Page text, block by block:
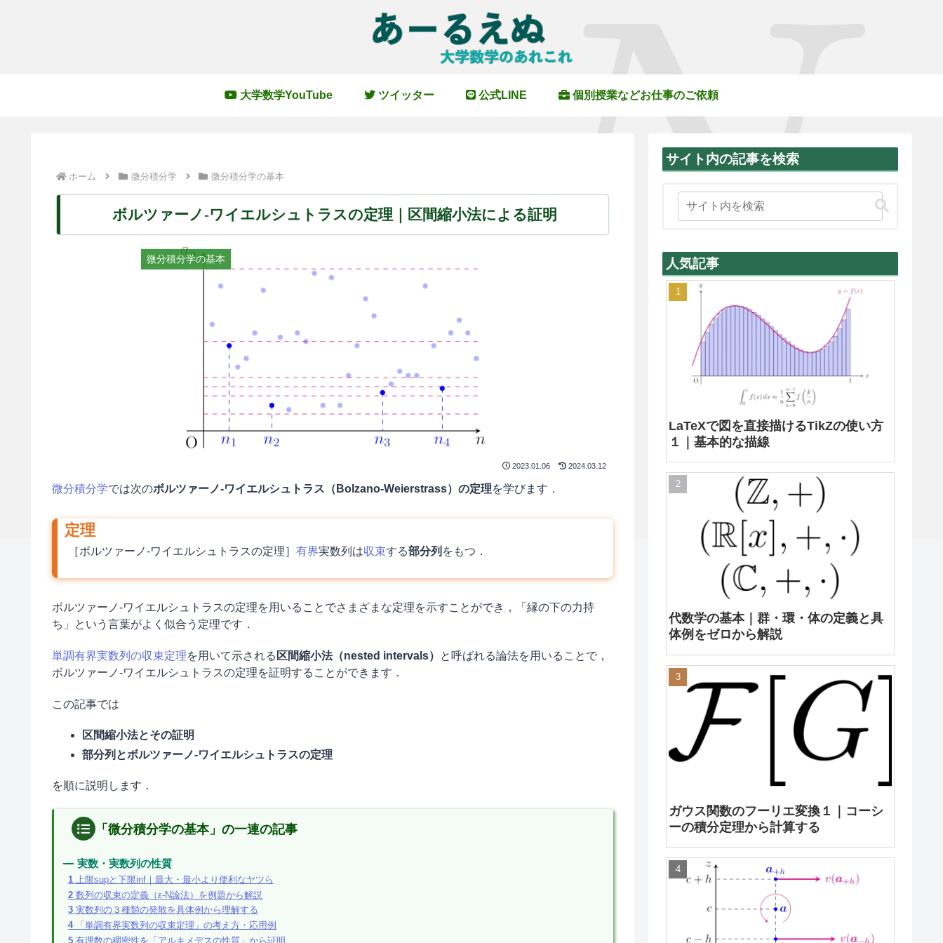
大学数学YouTube ツイッター 公式LINE 個別授業などお仕事のご依頼
ホーム 微分積分学 微分積分学の基本
ボルツァーノ-ワイエルシュトラスの定理｜区間縮小法による証明
微分積分学の基本
2023.01.06 2024.03.12
微分積分学では次のボルツァーノ-ワイエルシュトラス（Bolzano-Weierstrass）の定理を学びます．
［ボルツァーノ-ワイエルシュトラスの定理］ 有界実数列は収束する部分列 をもつ．
ボルツァーノ-ワイエルシュトラスの定理を用いることでさまざまな定理を示すことができ，「縁の下の力持
ち」という言葉がよく似合う定理です．
単調有界実数列の収束定理を用いて示される 区間縮小法（nested intervals）
と呼ばれる論法を用いることで，
ボルツァーノ-ワイエルシュトラスの定理を証明することができます．
この記事では
区間縮小法とその証明
部分列とボルツァーノ-ワイエルシュトラスの定理
を順に説明します．
「微分積分学の基本」の一連の記事
実数・実数列の性質
1 上限supと下限inf｜最大・最小より便利なヤツら
2 数列の収束の定義（ε-N論法）を例題から解説
3 実数列の３種類の発散を具体例から理解する
4「単調有界実数列の収束定理」の考え方・応用例
5 有理数の稠密性を「アルキメデスの性質」から証明
サイト内の記事を検索
人気記事
LaTeXで図を直接描けるTikZの使い方
１｜基本的な描線
代数学の基本｜群・環・体の定義と具
体例をゼロから解説
ガウス関数のフーリエ変換１｜コーシ
ーの積分定理から計算する